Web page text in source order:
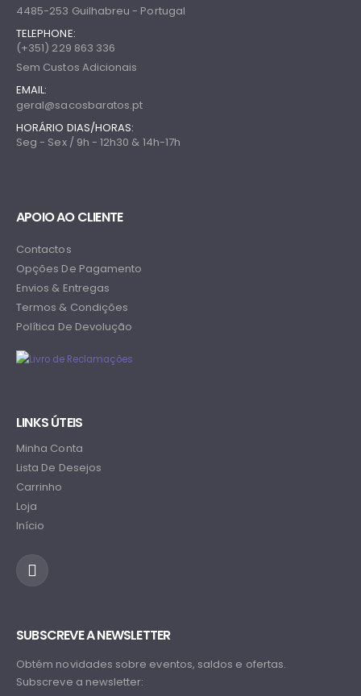
4485-253 Guilhabreu - Portugal
TELEPHONE:
(+351) 229 863 336
Sem Custos Adicionais
EMAIL:
geral@sacosbaratos.pt
HORÁRIO DIAS/HORAS:
Seg - Sex / 9h - 12h30 & 14h-17h
APOIO AO CLIENTE
Contactos
Opções De Pagamento
Envios & Entregas
Termos & Condições
Política De Devolução
LINKS ÚTEIS
Minha Conta
Lista De Desejos
Carrinho
Loja
Início
SUBSCREVE A NEWSLETTER
Obtém novidades sobre eventos, saldos e ofertas.
Subscreve a newsletter: